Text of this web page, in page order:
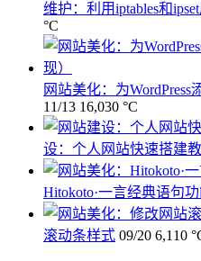
维护：利用iptables和
°C
网站美化：为WordPress
11/13 16,030 °C
设：个人网站快速搭建
Hitokoto·一言经典语句
滚动条样式 09/20 6,110